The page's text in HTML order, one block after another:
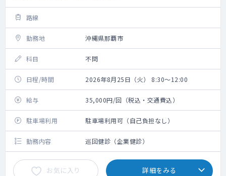
路線
勤務地 沖縄県那覇市
科目 不問
日程/時間 2026年8月25日（火） 8:30～12:00
給与 35,000円/回（税込・交通費込）
駐車場利用 駐車場利用可（自己負担なし）
勤務内容 巡回健診（企業健診）
お気に入り 詳細をみる